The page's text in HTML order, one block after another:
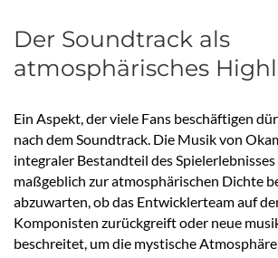
Der Soundtrack als
atmosphärisches
Ein Aspekt, der viele Fans beschäftigen
nach dem Soundtrack. Die Musik von
integraler Bestandteil des
maßgeblich zur atmosphärischen Dichte
abzuwarten, ob das Entwicklerteam auf
Komponisten zurückgreift oder neue
beschreitet, um die mystische Atmosphäre